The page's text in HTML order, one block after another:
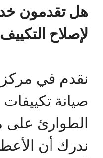
هل تقدمون
لإصلاح
نقدم في
صيانة
الطوارئ على
ندرك أن